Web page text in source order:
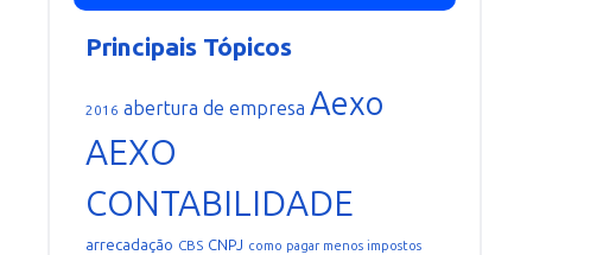
Principais Tópicos
2016 abertura de empresa Aexo
AEXO
CONTABILIDADE
arrecadação CBS CNPJ como pagar menos impostos